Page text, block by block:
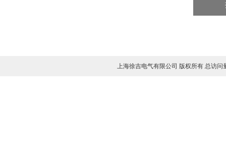
上海徐吉电气有限公司 版权所有 总访问